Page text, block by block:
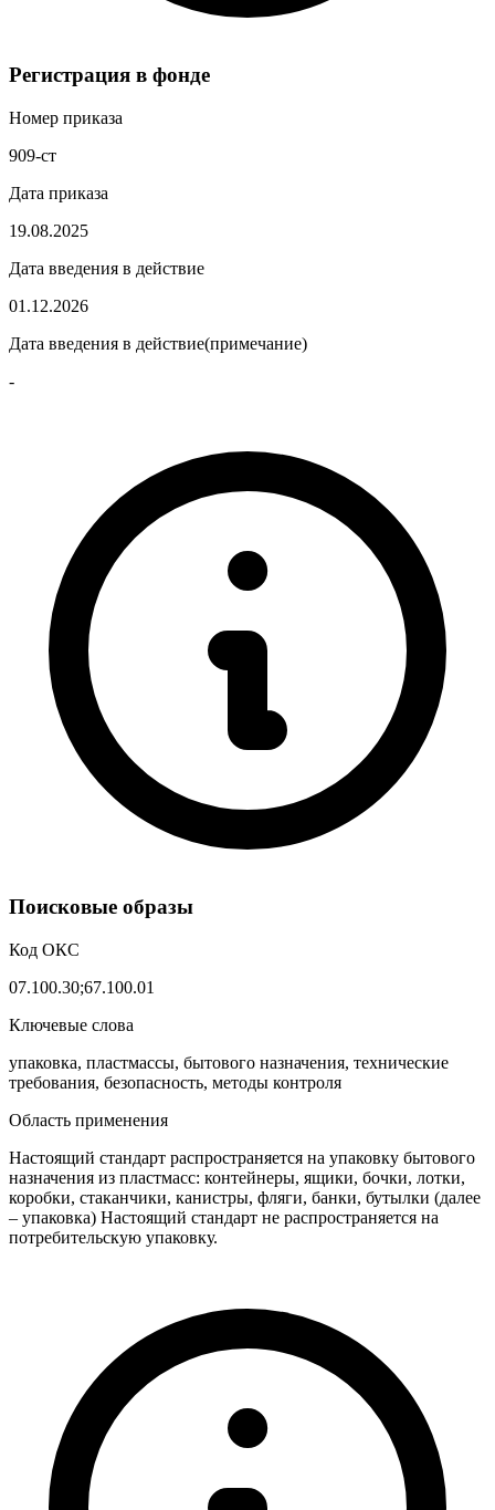
Регистрация в фонде
Номер приказа
909-ст
Дата приказа
19.08.2025
Дата введения в действие
01.12.2026
Дата введения в действие(примечание)
-
Поисковые образы
Код ОКС
07.100.30;67.100.01
Ключевые слова
упаковка, пластмассы, бытового назначения, технические
требования, безопасность, методы контроля
Область применения
Настоящий стандарт распространяется на упаковку бытового
назначения из пластмасс: контейнеры, ящики, бочки, лотки,
коробки, стаканчики, канистры, фляги, банки, бутылки (далее
– упаковка) Настоящий стандарт не распространяется на
потребительскую упаковку.